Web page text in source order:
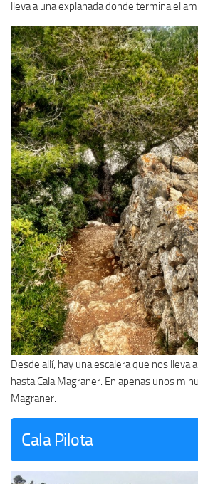
lleva a una explanada donde termina el
Desde allí, hay una escalera que nos lleva
hasta Cala Magraner. En apenas unos
Magraner.
Cala Pilota